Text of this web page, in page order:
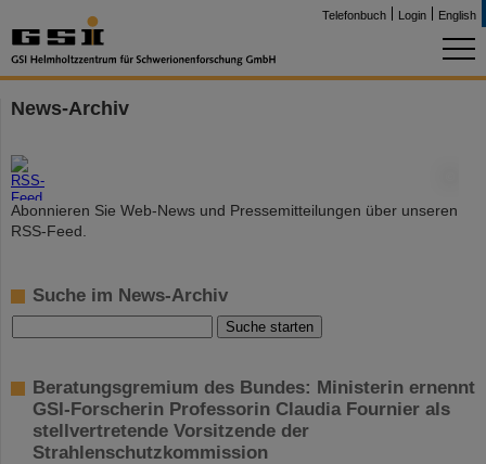
Telefonbuch Login English
News-Archiv
Abonnieren Sie Web-News und Pressemitteilungen über unseren
RSS-Feed.
Suche im News-Archiv
Beratungsgremium des Bundes: Ministerin ernennt
GSI-Forscherin Professorin Claudia Fournier als
stellvertretende Vorsitzende der
Strahlenschutzkommission